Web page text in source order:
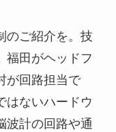
のご紹介を。技
福田がヘッドフ
が回路担当で
はないハードウ
波計の回路や通